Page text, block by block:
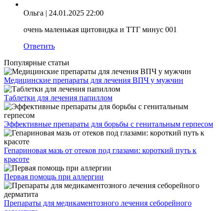
Ольга | 24.01.2025 22:00
очень маленькая щитовидка и ТТГ минус 001
Ответить
Популярные статьи
Медицинские препараты для лечения ВПЧ у мужчин
Таблетки для лечения папиллом
Эффективные препараты для борьбы с генитальным герпесом
Гепариновая мазь от отеков под глазами: короткий путь к
красоте
Первая помощь при аллергии
Препараты для медикаментозного лечения себорейного